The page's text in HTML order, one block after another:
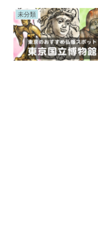
未分類